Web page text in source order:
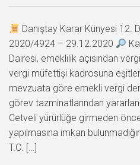
Danıştay Karar Künyesi 12.
2020/4924 – 29.12.2020
Dairesi, emeklilik açısından
vergi müfettişi kadrosuna
mevzuata göre emekli vergi
görev tazminatlarından
Cetveli yürürlüğe girmeden
yapılmasına imkan
T.C. […]